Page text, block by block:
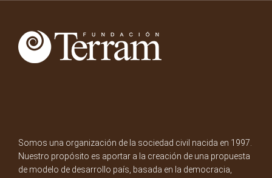
Somos una organización de la sociedad civil nacida en 1997.
Nuestro propósito es aportar a la creación de una propuesta
de modelo de desarrollo país, basada en la democracia,